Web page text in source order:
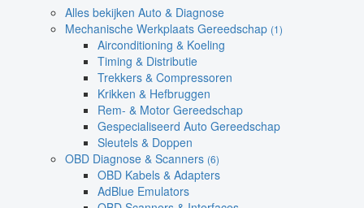
Alles bekijken Auto & Diagnose
Mechanische Werkplaats Gereedschap (1)
Airconditioning & Koeling
Timing & Distributie
Trekkers & Compressoren
Krikken & Hefbruggen
Rem- & Motor Gereedschap
Gespecialiseerd Auto Gereedschap
Sleutels & Doppen
OBD Diagnose & Scanners (6)
OBD Kabels & Adapters
AdBlue Emulators